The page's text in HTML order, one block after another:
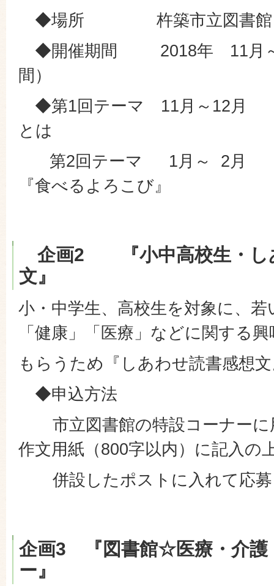
◆場所 杵築市立図書館
◆開催期間 2018年 11月～
間）
◆第1回テーマ 11月～12月
とは
第2回テーマ 1月～ 2月
『食べるよろこび』
企画2 『小中高校生・し
文』
小・中学生、高校生を対象に、
「健康」「医療」などに関する
もらうため『しあわせ読書感想
◆申込方法
市立図書館の特設コーナーに
作文用紙（800字以内）に記入の
併設したポストに入れて応募
企画3 『図書館☆医療・介護
ー』